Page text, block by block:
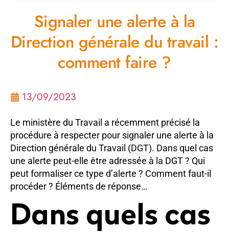
Signaler une alerte à la
Direction générale du travail :
comment faire ?
13/09/2023
Le ministère du Travail a récemment précisé la
procédure à respecter pour signaler une alerte à la
Direction générale du Travail (DGT). Dans quel cas
une alerte peut-elle être adressée à la DGT ? Qui
peut formaliser ce type d’alerte ? Comment faut-il
procéder ? Éléments de réponse…
Dans quels cas